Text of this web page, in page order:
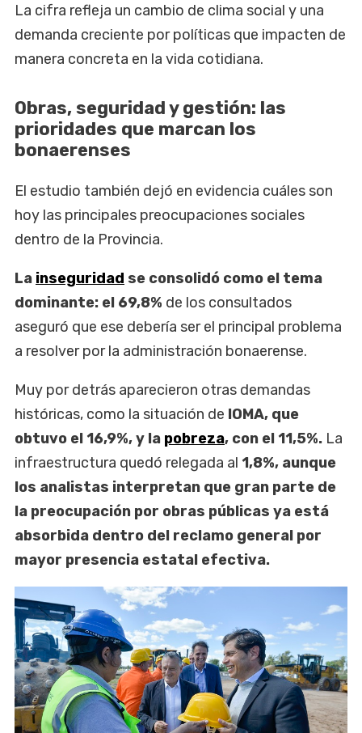
La cifra refleja un cambio de clima social y una
demanda creciente por políticas que impacten de
manera concreta en la vida cotidiana.
Obras, seguridad y gestión: las
prioridades que marcan los
bonaerenses
El estudio también dejó en evidencia cuáles son
hoy las principales preocupaciones sociales
dentro de la Provincia.
La inseguridad se consolidó como el tema
dominante: el 69,8% de los consultados
aseguró que ese debería ser el principal problema
a resolver por la administración bonaerense.
Muy por detrás aparecieron otras demandas
históricas, como la situación de IOMA, que
obtuvo el 16,9%, y la pobreza, con el 11,5%. La
infraestructura quedó relegada al 1,8%, aunque
los analistas interpretan que gran parte de
la preocupación por obras públicas ya está
absorbida dentro del reclamo general por
mayor presencia estatal efectiva.